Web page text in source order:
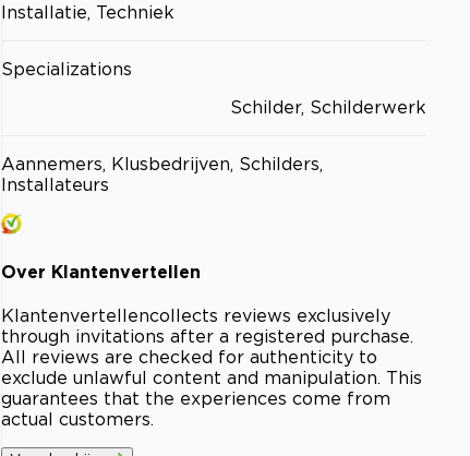
Installatie, Techniek
Specializations
Schilder, Schilderwerk
Aannemers, Klusbedrijven, Schilders,
Installateurs
Over Klantenvertellen
Klantenvertellencollects reviews exclusively
through invitations after a registered purchase.
All reviews are checked for authenticity to
exclude unlawful content and manipulation. This
guarantees that the experiences come from
actual customers.